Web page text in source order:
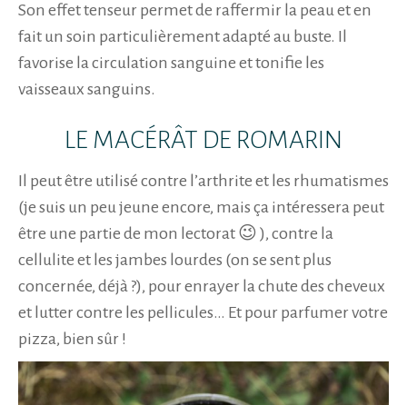
Son effet tenseur permet de raffermir la peau et en
fait un soin particulièrement adapté au buste. Il
favorise la circulation sanguine et tonifie les
vaisseaux sanguins.
LE MACÉRÂT DE ROMARIN
Il peut être utilisé contre l’arthrite et les rhumatismes
(je suis un peu jeune encore, mais ça intéressera peut
être une partie de mon lectorat 😉 ), contre la
cellulite et les jambes lourdes (on se sent plus
concernée, déjà ?), pour enrayer la chute des cheveux
et lutter contre les pellicules… Et pour parfumer votre
pizza, bien sûr !